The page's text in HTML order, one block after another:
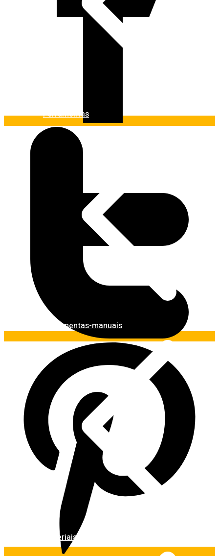
Ferramentas
Ferramentas-manuais
Materiais Básicos